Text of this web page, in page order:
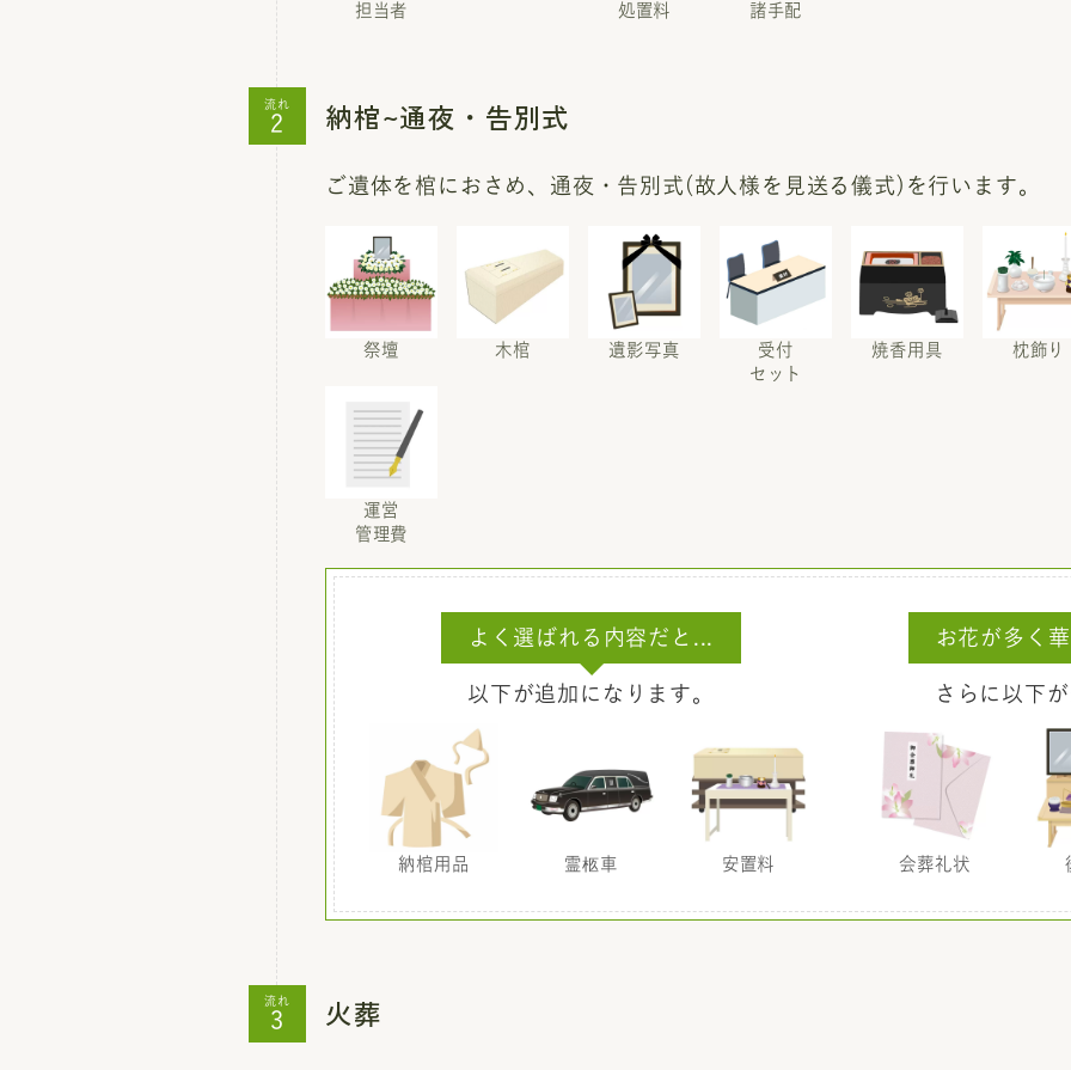
担当者
処置料
諸手配
流れ 納棺~通夜・告別式
ご遺体を棺におさめ、通夜・告別式(故人様を見送る儀式)を行います。
祭壇 木棺 遺影写真
受付
セット
焼香用具 枕飾り
運営
管理費
よく選ばれる内容だと...
以下が追加になります。
納棺用品 霊柩車 安置料
お花が多く
さらに以下
会葬礼状
流れ 火葬